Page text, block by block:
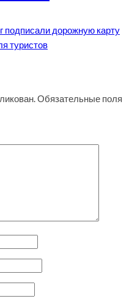
подписали дорожную карту
туристов
Обязательные поля